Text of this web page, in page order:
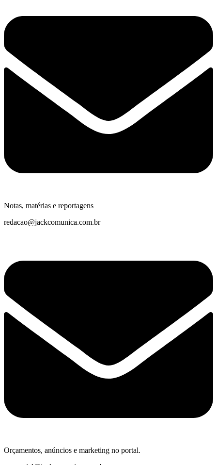
Notas, matérias e reportagens
redacao@jackcomunica.com.br
Orçamentos, anúncios e marketing no portal.